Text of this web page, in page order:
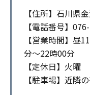
【住所】石川県
【電話番号】
【営業時間】昼
分〜22時00分
【定休日】火曜
【駐車場】近隣